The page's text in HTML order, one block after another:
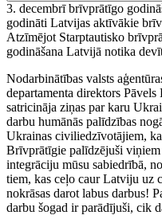
3. decembrī brīvprātīgo
godināti Latvijas aktīvākie
Atzīmējot Starptautisko
godināšana Latvijā notika
Nodarbinātības valsts
departamenta direktors
satricināja ziņas par karu
darbu humānās palīdzības
Ukrainas civiliedzīvotājiem,
Brīvprātīgie palīdzējuši
integrāciju mūsu sabiedrībā,
tiem, kas ceļo caur Latviju uz
nokrāsas darot labus darbus!
darbu šogad ir parādījuši, cik